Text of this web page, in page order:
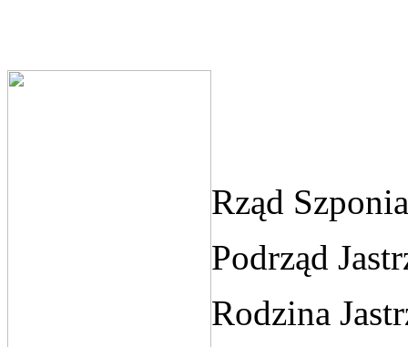
Rząd
Podrząd
Rodzina